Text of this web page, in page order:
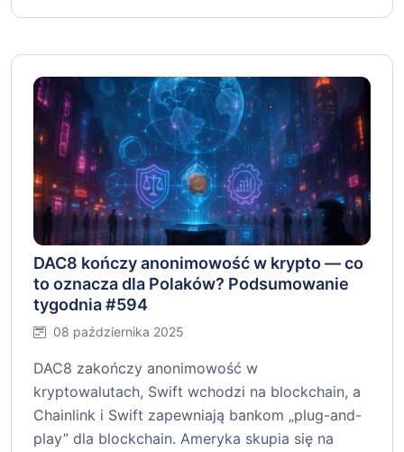
DAC8 kończy anonimowość w krypto — co
to oznacza dla Polaków? Podsumowanie
tygodnia #594
08 października 2025
DAC8 zakończy anonimowość w
kryptowalutach, Swift wchodzi na blockchain, a
Chainlink i Swift zapewniają bankom „plug-and-
play” dla blockchain. Ameryka skupia się na